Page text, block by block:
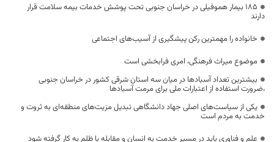
۱۸۵ بیمار هموفیلی در خراسان جنوبی تحت پوشش خدمات بیمه سلامت قرار
دارند
خانواده را مهمترین رکن پیشگیری از آسیب‌های اجتماعی
موضوع میراث فرهنگی، امری فرابخشی است
بیشترین تعداد آسبادها در میان سه استان شرقی کشور در خراسان جنوبی
،ضرورت استفاده از اعتبارات ملی برای مرمت آسبادها
یکی از سیاست‌های اصلی جهاد دانشگاهی تبدیل مزیت‌های منطقه‌ای به ثروت و
خدمت به مردم است
علم و فناوری باید در مسیر خدمت به انسان و مقابله با ظلم به کار گرفته شود